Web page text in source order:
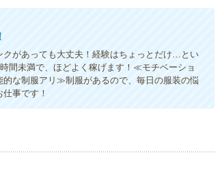
があっても大丈夫！経験はちょっとだけ…とい
間未満で、ほどよく稼げます！≪モチベーショ
な制服アリ≫制服があるので、毎日の服装の悩
事です！